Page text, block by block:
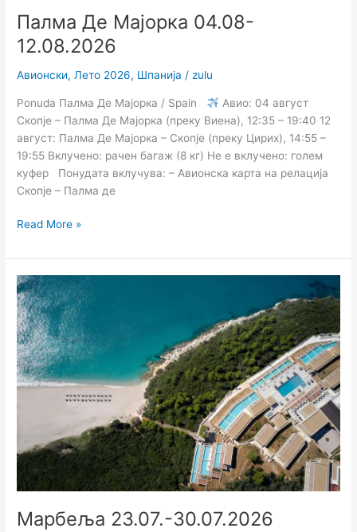
Палма Де Мајорка 04.08-
12.08.2026
Авионски,Лето 2026, Шпанија /zulu
Ponuda Палма Де Мајорка / Spain
Авио: 04 август
Скопје – Палма Де Мајорка (преку Виена), 12:35 – 19:40 12
август: Палма Де Мајорка – Скопје (преку Цирих), 14:55 –
19:55 Вклучено: рачен багаж (8 кг) Не е вклучено: голем
куфер Понудата вклучува: – Авионска карта на релација
Скопје – Палма де
Read More »
Марбеља 23.07.-30.07.2026
Марбеља
23.07.-30.07.2026